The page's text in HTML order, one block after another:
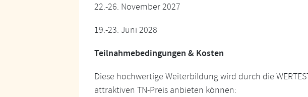
22.-26. November 2027
19.-23. Juni 2028
Teilnahmebedingungen & Kosten
Diese hochwertige Weiterbildung wird durch die
attraktiven TN-Preis anbieten können: